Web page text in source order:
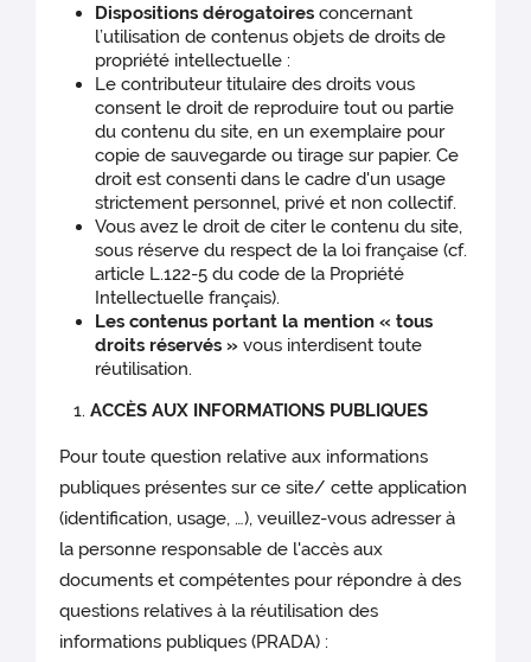
Dispositions dérogatoires concernant
l’utilisation de contenus objets de droits de
propriété intellectuelle :
Le contributeur titulaire des droits vous
consent le droit de reproduire tout ou partie
du contenu du site, en un exemplaire pour
copie de sauvegarde ou tirage sur papier. Ce
droit est consenti dans le cadre d'un usage
strictement personnel, privé et non collectif.
Vous avez le droit de citer le contenu du site,
sous réserve du respect de la loi française (cf.
article L.122-5 du code de la Propriété
Intellectuelle français).
Les contenus portant la mention « tous
droits réservés » vous interdisent toute
réutilisation.
ACCÈS AUX INFORMATIONS PUBLIQUES
Pour toute question relative aux informations
publiques présentes sur ce site/ cette application
(identification, usage, …), veuillez-vous adresser à
la personne responsable de l'accès aux
documents et compétentes pour répondre à des
questions relatives à la réutilisation des
informations publiques (PRADA) :